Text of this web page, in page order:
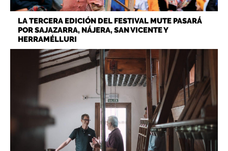
LA TERCERA EDICIÓN DEL FESTIVAL MUTE PASARÁ
POR SAJAZARRA, NÁJERA, SAN VICENTE Y
HERRAMÉLLURI